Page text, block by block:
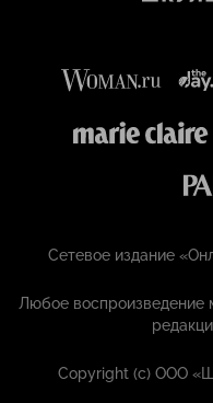
Сетевое издание
Любое воспроизведение
Copyright (с) ООО